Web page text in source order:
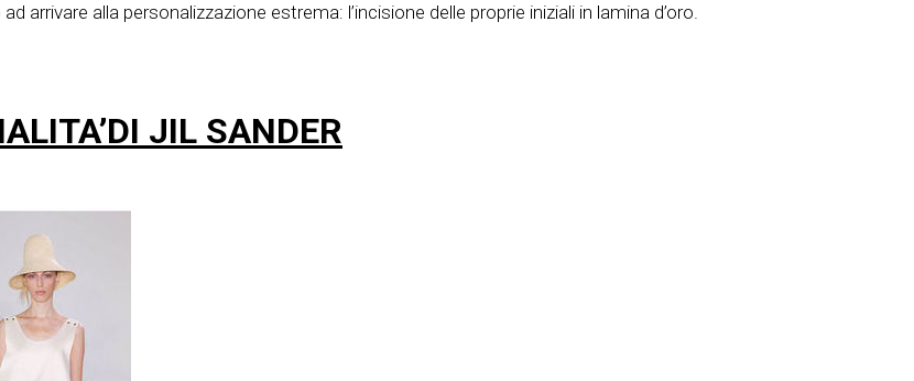
ad arrivare alla personalizzazione estrema: l’incisione delle proprie iniziali in lamina d’oro.
JIL SANDER